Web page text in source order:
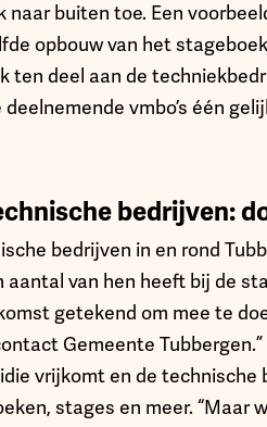
naar buiten toe. Een
opbouw van het
ten deel aan de
vmbo’s één
bedrijven:
bedrijven in en rond
aantal van hen heeft bij de
getekend om mee te
Gemeente Tubbergen.”
vrijkomt en de technische
stages en meer. “Maar